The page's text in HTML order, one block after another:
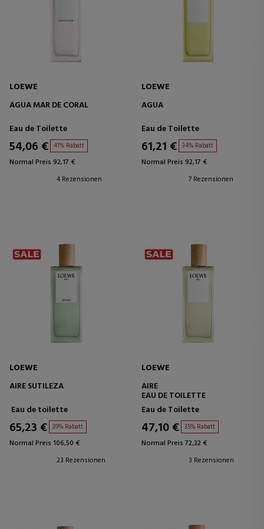
LOEWE
AGUA MAR DE CORAL
Eau de Toilette
54,06 € 41% Rabatt
Normal Preis 92,17 €
4 Rezensionen
LOEWE
AGUA
Eau de Toilette
61,21 € 34% Rabatt
Normal Preis 92,17 €
7 Rezensionen
LOEWE
AIRE SUTILEZA
Eau de toilette
65,23 € 39% Rabatt
Normal Preis 106,50 €
23 Rezensionen
LOEWE
AIRE
EAU DE TOILETTE
Eau de Toilette
47,10 € 35% Rabatt
Normal Preis 72,32 €
3 Rezensionen